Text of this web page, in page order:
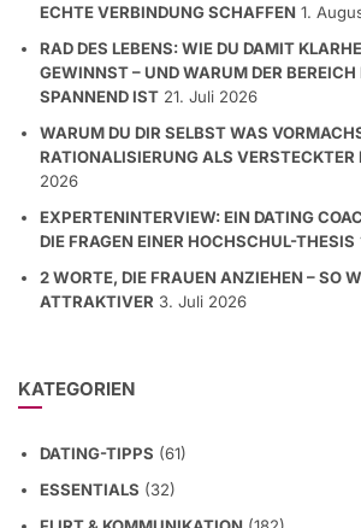
ECHTE VERBINDUNG SCHAFFEN 1.
RAD DES LEBENS: WIE DU DAMIT
GEWINNST – UND WARUM DER BEREICH
SPANNEND IST 21. Juli 2026
WARUM DU DIR SELBST WAS
RATIONALISIERUNG ALS VERSTECKTER
2026
EXPERTENINTERVIEW: EIN DATING
DIE FRAGEN EINER HOCHSCHUL-THESIS
2 WORTE, DIE FRAUEN ANZIEHEN – SO
ATTRAKTIVER 3. Juli 2026
KATEGORIEN
DATING-TIPPS (61)
ESSENTIALS (32)